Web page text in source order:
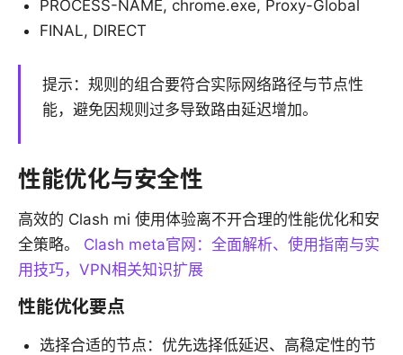
PROCESS-NAME, chrome.exe, Proxy-Global
FINAL, DIRECT
提示：规则的组合要符合实际网络路径与节点性
能，避免因规则过多导致路由延迟增加。
性能优化与安全性
高效的 Clash mi 使用体验离不开合理的性能优化和安
全策略。 Clash meta官网：全面解析、使用指南与实
用技巧，VPN相关知识扩展
性能优化要点
选择合适的节点：优先选择低延迟、高稳定性的节